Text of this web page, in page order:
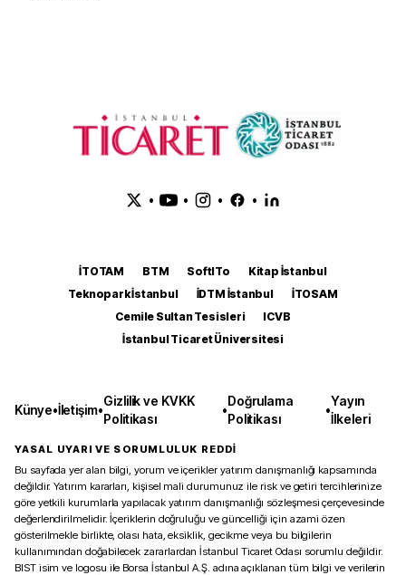
• • • •
İTOTAM BTM SoftITo
Kitap İstanbul
Teknopark İstanbul
İDTM İstanbul
İTOSAM
Cemile Sultan Tesisleri
ICVB
İstanbul Ticaret Üniversitesi
Künye•İletişim•
Gizlilik ve KVKK
Politikası
•
Doğrulama
Politikası
•
Yayın
İlkeleri
YASAL UYARI VE SORUMLULUK REDDİ
Bu sayfada yer alan bilgi, yorum ve içerikler yatırım danışmanlığı kapsamında
değildir. Yatırım kararları, kişisel mali durumunuz ile risk ve getiri tercihlerinize
göre yetkili kurumlarla yapılacak yatırım danışmanlığı sözleşmesi çerçevesinde
değerlendirilmelidir. İçeriklerin doğruluğu ve güncelliği için azami özen
gösterilmekle birlikte, olası hata, eksiklik, gecikme veya bu bilgilerin
kullanımından doğabilecek zararlardan İstanbul Ticaret Odası sorumlu değildir.
BIST isim ve logosu ile Borsa İstanbul A.Ş. adına açıklanan tüm bilgi ve verilerin